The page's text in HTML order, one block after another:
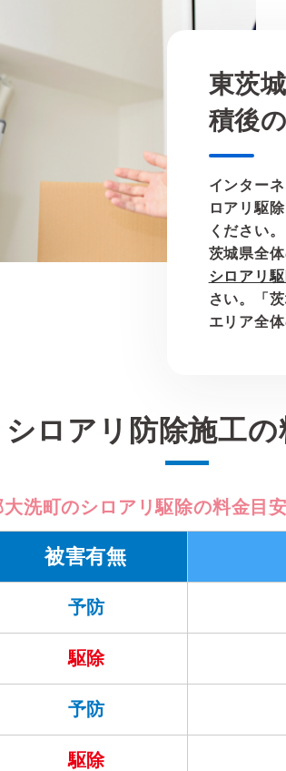
東茨
積後
インター
ロアリ駆
ください。
茨城県全
シロアリ
さい。「
エリア全
シロアリ防除施工の
洗町のシロアリ駆除の料金目
被害有無
予防
駆除
予防
駆除